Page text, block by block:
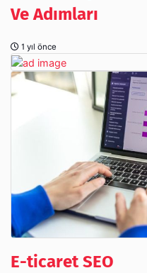
Ve Adımları
1 yıl önce
E-ticaret SEO